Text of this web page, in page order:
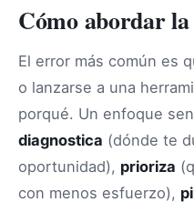
Cómo abordar
El error más común es
o lanzarse a una
porqué. Un enfoque
diagnostica (dónde te
oportunidad), prioriza
con menos esfuerzo),